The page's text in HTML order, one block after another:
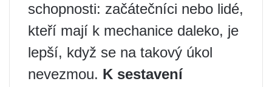
schopnosti: začátečníci nebo lidé,
kteří mají k mechanice daleko, je
lepší, když se na takový úkol
nevezmou. K sestavení